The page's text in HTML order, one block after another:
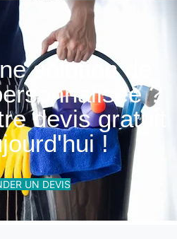
solution de
?
devis gratuit
!
UN DEVIS